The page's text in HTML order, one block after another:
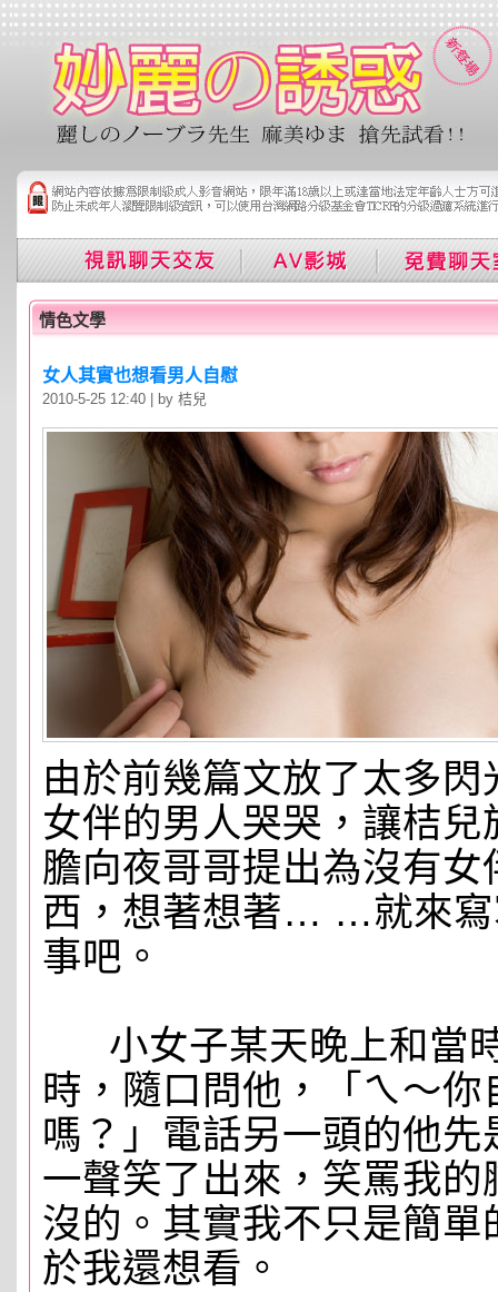
情色文學
女人其實也想看男人自慰
2010-5-25 12:40 | by 桔兒
由於前幾篇文放了太多
女伴的男人哭哭，讓桔
膽向夜哥哥提出為沒有女
西，想著想著… …就來寫
事吧。
小女子某天晚上和當
時，隨口問他，「ㄟ～
嗎？」電話另一頭的他
一聲笑了出來，笑罵我
沒的。其實我不只是簡
於我還想看。